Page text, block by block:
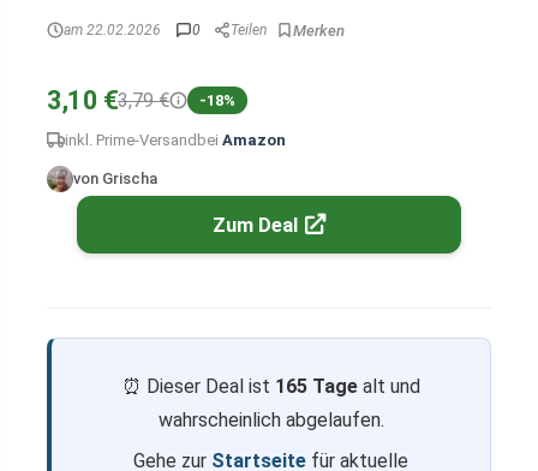
am 22.02.2026 0 Teilen
3,10 €3,79 € -18%
inkl. Prime-Versand bei Amazon
von Grischa
Zum Deal
⏰ Dieser Deal ist 165 Tagealt und
wahrscheinlich abgelaufen.
Gehe zur Startseite für aktuelle